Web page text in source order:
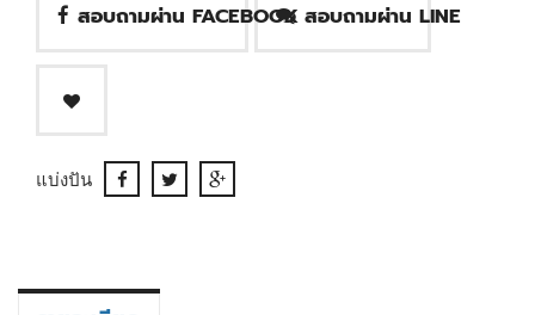
สอบถามผ่าน FACEBOOK สอบถามผ่าน LINE
แบ่งปัน